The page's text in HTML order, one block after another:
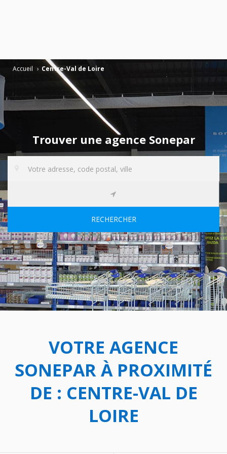
Accueil › Centre-Val de Loire
Trouver une agence Sonepar
RECHERCHER
VOTRE AGENCE
SONEPAR À PROXIMITÉ
DE : CENTRE-VAL DE
LOIRE